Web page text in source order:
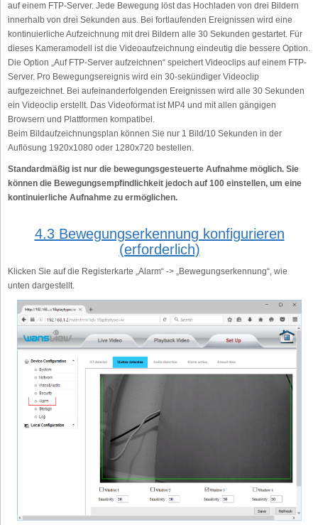
auf einem FTP-Server. Jede Bewegung löst das Hochladen von drei Bildern
innerhalb von drei Sekunden aus. Bei fortlaufenden Ereignissen wird eine
kontinuierliche Aufzeichnung mit drei Bildern alle 30 Sekunden gestartet. Für
dieses Kameramodell ist die Videoaufzeichnung eindeutig die bessere Option.
Die Option „Auf FTP-Server aufzeichnen“ speichert Videoclips auf einem FTP-
Server. Pro Bewegungsereignis wird ein 30-sekündiger Videoclip
aufgezeichnet. Bei aufeinanderfolgenden Ereignissen wird alle 30 Sekunden
ein Videoclip erstellt. Das Videoformat ist MP4 und mit allen gängigen
Browsern und Plattformen kompatibel.
Beim Bildaufzeichnungsplan können Sie nur 1 Bild/10 Sekunden in der
Auflösung 1920x1080 oder 1280x720 bestellen.
Standardmäßig ist nur die bewegungsgesteuerte Aufnahme möglich. Sie
können die Bewegungsempfindlichkeit jedoch auf 100 einstellen, um eine
kontinuierliche Aufnahme zu ermöglichen.
4.3 Bewegungserkennung konfigurieren
(erforderlich)
Klicken Sie auf die Registerkarte „Alarm“ -> „Bewegungserkennung“, wie
unten dargestellt.